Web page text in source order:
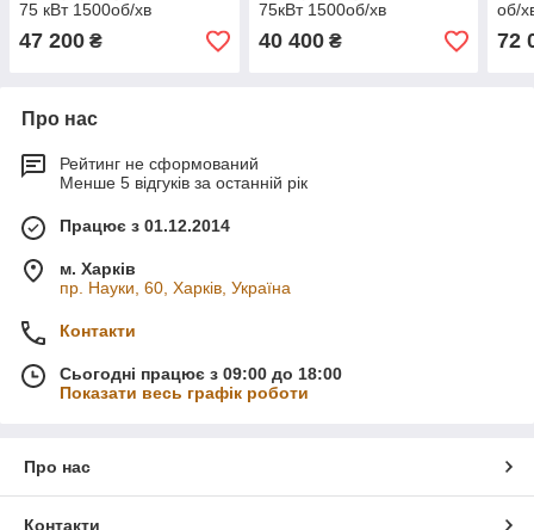
75 кВт 1500об/хв
47 200 ₴
75кВт 1500об/хв
40 400₴
об/
72
Про нас
Рейтинг не сформований
Менше 5 відгуків за останній рік
Працює з 01.12.2014
м. Харків
пр. Науки, 60, Харків, Україна
Контакти
Сьогодні працює з 09:00 до 18:00
Показати весь графік роботи
Про нас
Контакти